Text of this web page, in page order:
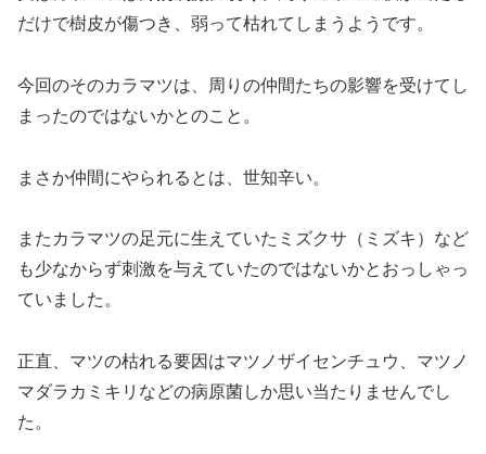
だけで樹皮が傷つき、弱って枯れてしまうようです。
今回のそのカラマツは、周りの仲間たちの影響を受けてし
まったのではないかとのこと。
まさか仲間にやられるとは、世知辛い。
またカラマツの足元に生えていたミズクサ（ミズキ）など
も少なからず刺激を与えていたのではないかとおっしゃっ
ていました。
正直、マツの枯れる要因はマツノザイセンチュウ、マツノ
マダラカミキリなどの病原菌しか思い当たりませんでし
た。